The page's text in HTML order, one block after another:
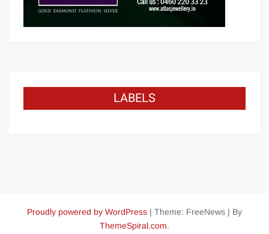
LABELS
Proudly powered by WordPress | Theme: FreeNews | By
ThemeSpiral.com.